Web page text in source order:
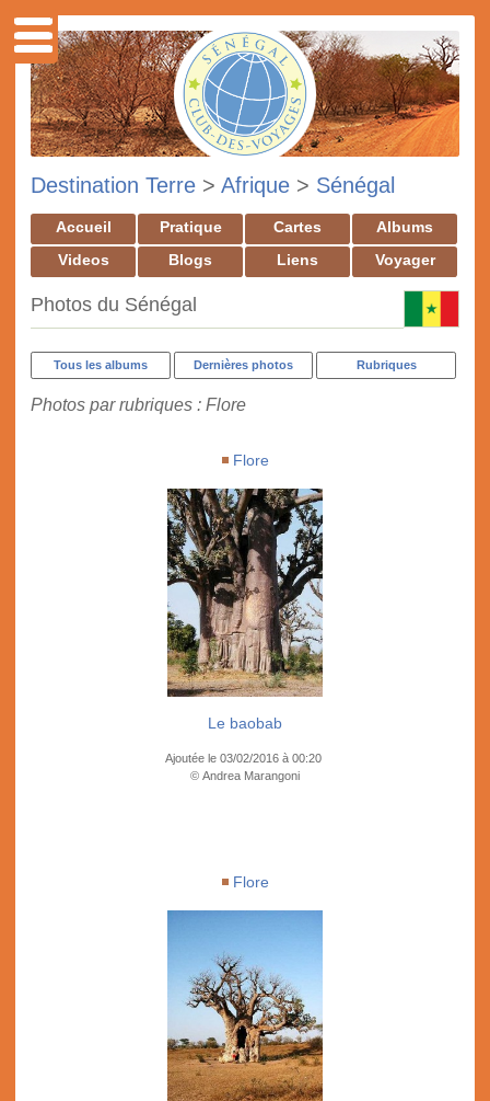
Destination Terre > Afrique > Sénégal
Accueil Pratique Cartes
Albums
Videos
Blogs Liens Voyager
Photos du Sénégal
Tous les albums Dernières photos Rubriques
Photos par rubriques : Flore
Flore
Le baobab
Ajoutée le 03/02/2016 à 00:20
© Andrea Marangoni
Flore